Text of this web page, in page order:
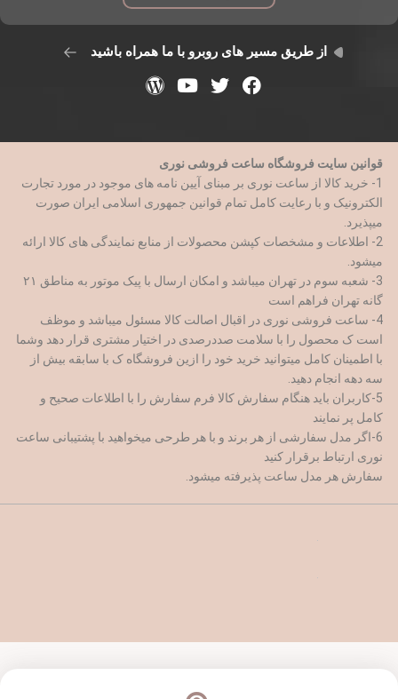
از طریق مسیر های روبرو با ما همراه باشید
قوانین سایت فروشگاه ساعت فروشی نوری
1- خرید کالا از ساعت نوری بر مبنای آیین نامه های موجود در مورد تجارت
الکترونیک و با رعایت کامل تمام قوانین جمهوری اسلامی ایران صورت
میپذیرد.
2- اطلاعات و مشخصات کپشن محصولات از منابع نمایندگی های کالا ارائه
میشود.
3- شعبه سوم در تهران میباشد و امکان ارسال با پیک موتور به مناطق ۲۱
گانه تهران فراهم است
4- ساعت فروشی نوری در اقبال اصالت کالا مسئول میباشد و موظف
است ک محصول را با سلامت صددرصدی در اختیار مشتری قرار دهد وشما
با اطمینان کامل میتوانید خرید خود را ازین فروشگاه ک با سابقه بیش از
سه دهه انجام دهید.
5-کاربران باید هنگام سفارش کالا فرم سفارش را با اطلاعات صحیح و
کامل پر نمایند
6-اگر مدل سفارشی از هر برند و با هر طرحی میخواهید با پشتیبانی ساعت
نوری ارتباط برقرار کنید
سفارش هر مدل ساعت پذیرفته میشود.